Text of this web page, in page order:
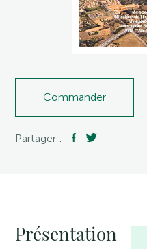
Commander
Partager :
Présentation